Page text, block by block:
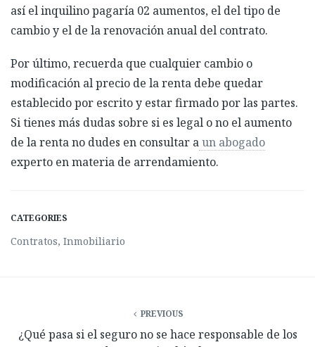
así el inquilino pagaría 02 aumentos, el del tipo de
cambio y el de la renovación anual del contrato.
Por último, recuerda que cualquier cambio o
modificación al precio de la renta debe quedar
establecido por escrito y estar firmado por las partes.
Si tienes más dudas sobre si es legal o no el aumento
de la renta no dudes en consultar aun abogado
experto en materia de arrendamiento.
CATEGORIES
Contratos, Inmobiliario
PREVIOUS
¿Qué pasa si el seguro no se hace responsable de los